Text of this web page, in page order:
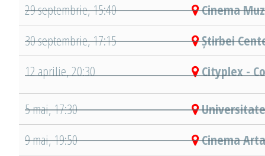
29 septembrie, 15:40
Cinema
30 septembrie, 17:15
Știrbei
12 aprilie, 20:30
Cityplex -
5 mai, 17:30
9 mai, 19:50
Cinema